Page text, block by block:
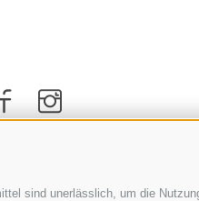
sind unerlässlich, um die